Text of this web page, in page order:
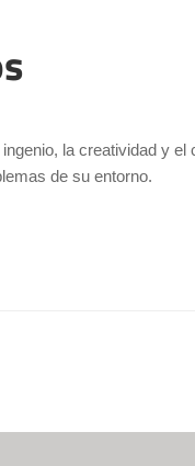
la creatividad y
de su entorno.